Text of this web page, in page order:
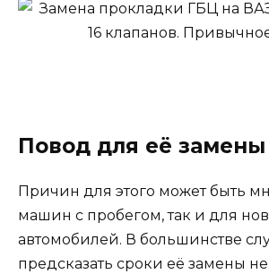
Повод для её замены
Причин для этого может быть
машин с пробегом, так и для
автомобилей. В большинстве
предсказать сроки её замены